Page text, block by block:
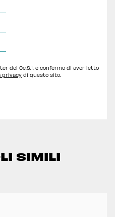
del Ce.S.I. e confermo di aver letto
privacy di questo sito.
SIMILI